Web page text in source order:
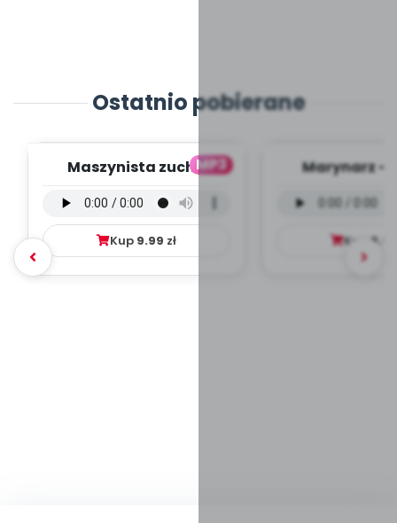
Ostatnio pobierane
MP3
Maszynista zuch -
mp3)
Kup 9.99 zł
Marynarz -
Kup 9.99